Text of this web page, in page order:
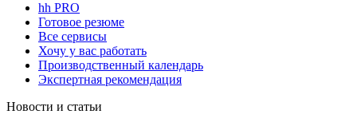
hh PRO
Готовое резюме
Все сервисы
Хочу у вас работать
Производственный календарь
Экспертная рекомендация
Новости и статьи